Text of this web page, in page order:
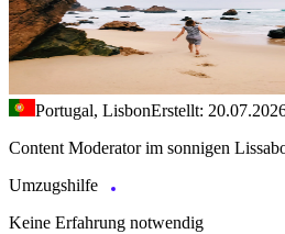
Portugal, LisbonErstellt:
Content Moderator im sonnigen
Umzugshilfe
Keine Erfahrung notwendig